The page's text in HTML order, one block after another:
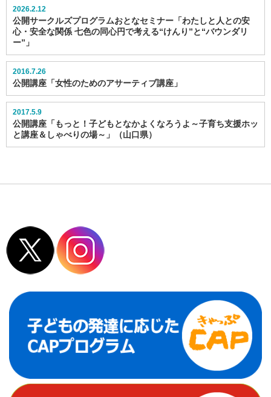
2026.2.12
公開サークルズプログラムおとなセミナー「わたしと人との安
心・安全な関係 七色の同心円で考える“けんり”と“バウンダリ
ー”」
2016.7.26
公開講座「女性のためのアサーティブ講座」
2017.5.9
公開講座「もっと！子どもとなかよくなろうよ～子育ち支援ホッ
と講座＆しゃべりの場～」（山口県）